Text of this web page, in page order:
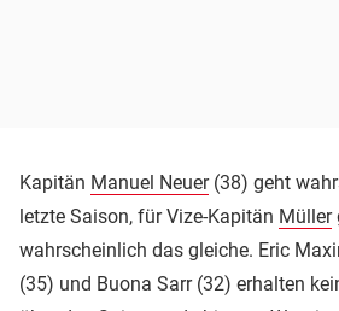
Kapitän Manuel Neuer(38) geht
letzte Saison, für Vize-Kapitän Müller
wahrscheinlich das gleiche. Eric
(35) und Buona Sarr (32) erhalten